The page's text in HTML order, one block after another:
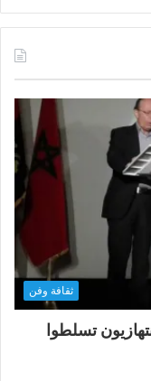
ثقافة وفن
تسلطوا